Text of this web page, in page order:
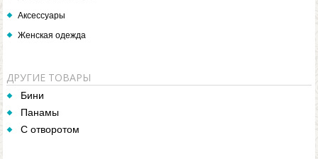
Аксессуары
Женская одежда
ДРУГИЕ ТОВАРЫ
Бини
Панамы
С отворотом